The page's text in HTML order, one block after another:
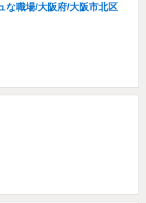
な職場/大阪府/大阪市北区